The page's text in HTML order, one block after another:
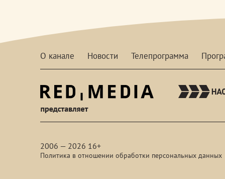
О канале Новости Телепрограмма
2006 — 2026 16+
Политика в отношении обработки персональных данных